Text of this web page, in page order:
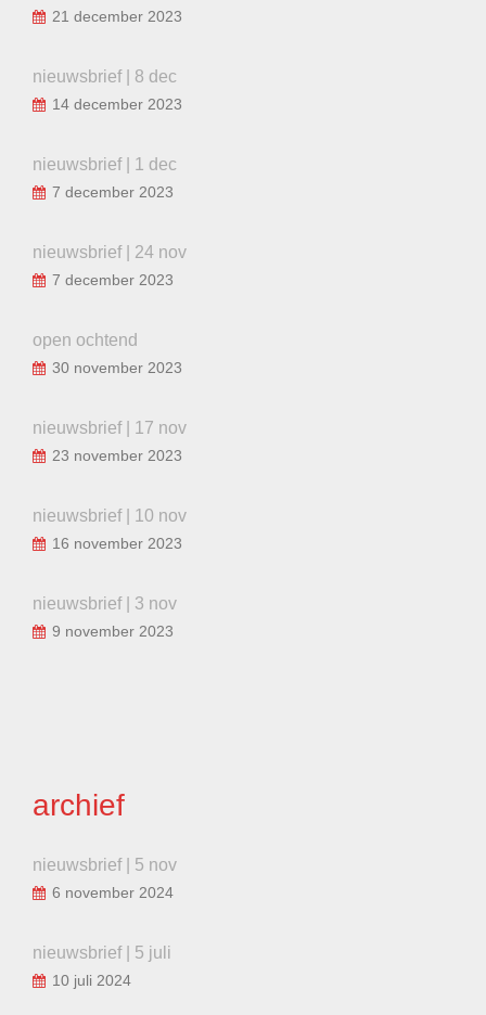
21 december 2023
nieuwsbrief | 8 dec
14 december 2023
nieuwsbrief | 1 dec
7 december 2023
nieuwsbrief | 24 nov
7 december 2023
open ochtend
30 november 2023
nieuwsbrief | 17 nov
23 november 2023
nieuwsbrief | 10 nov
16 november 2023
nieuwsbrief | 3 nov
9 november 2023
archief
nieuwsbrief | 5 nov
6 november 2024
nieuwsbrief | 5 juli
10 juli 2024